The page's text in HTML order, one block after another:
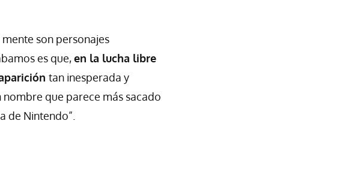
son personajes
es que,en la lucha libre
tan inesperada y
que parece más sacado
de Nintendo”.